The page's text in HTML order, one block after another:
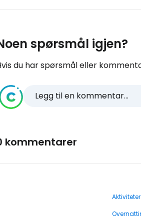
spørsmål igjen?
du har spørsmål eller
Legg til en kommentar...
kommentarer
Aktiviteter